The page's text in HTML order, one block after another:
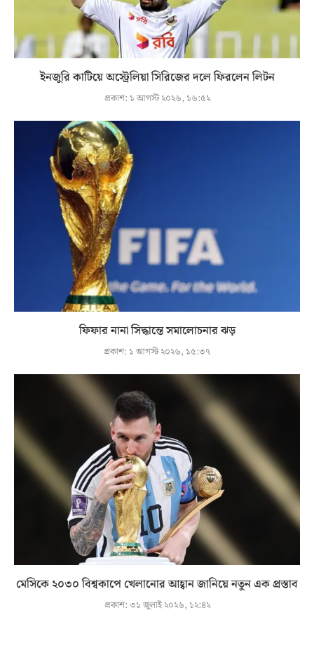
ইনজুরি কাটিয়ে অস্ট্রেলিয়া সিরিজের দলে ফিরলেন লিটন
প্রকাশ: ১ আগস্ট ২০২৬, ১৬:৫২
ফিফার নানা সিদ্ধান্তে সমালোচনার ঝড়
প্রকাশ: ১ আগস্ট ২০২৬, ১৫:৩৭
মেসিকে ২০৩০ বিশ্বকাপে খেলানোর আহ্বান জানিয়ে নতুন এক প্রস্তাব
প্রকাশ:৩১ জুলাই ২০২৬, ১২:৪২